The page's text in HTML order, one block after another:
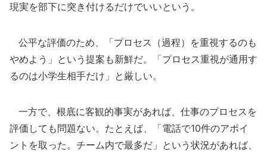
現実を部下に突き付けるだけでいいという。
公平な評価のため、「プロセス（過程）を重視するのも
やめよう」という提案も新鮮だ。「プロセス重視が通用す
るのは小学生相手だけ」と厳しい。
一方で、根底に客観的事実があれば、仕事のプロセスを
評価しても問題ない。たとえば、「電話で10件のアポイ
ントを取った。チーム内で最多だ」という状況があれば、